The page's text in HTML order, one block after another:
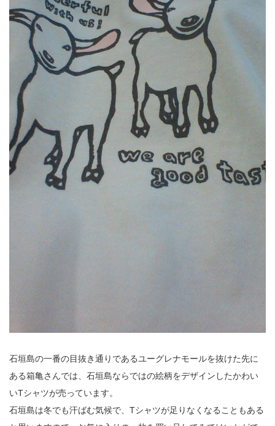
石垣島の一番の目抜き通りであるユーグレナモールを抜けた先に
ある箱亀さんでは、石垣島ならではの絵柄をデザインしたかわい
いTシャツが売っています。
石垣島は冬でも汗ばむ気候で、Tシャツが足りなくなることもある